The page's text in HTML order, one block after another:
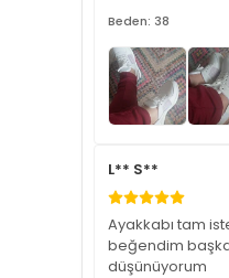
Beden: 38
L** S**
Ayakkabı tam
beğendim
düşünüyorum